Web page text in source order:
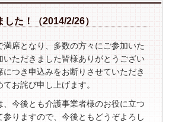
た！（2014/2/26）
満席となり、多数の方々にご参加いた
いただきました皆様ありがとうござい
につき申込みをお断りさせていただき
お詫び申し上げます。
、今後とも介護事業者様のお役に立つ
参りますので、今後ともどうぞよろし